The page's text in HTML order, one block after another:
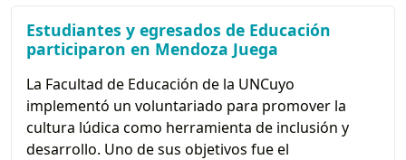
Estudiantes y egresados de Educación
participaron en Mendoza Juega
La Facultad de Educación de la UNCuyo
implementó un voluntariado para promover la
cultura lúdica como herramienta de inclusión y
desarrollo. Uno de sus objetivos fue el